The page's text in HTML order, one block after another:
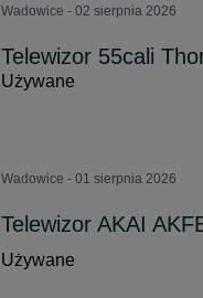
Wadowice - 02 sierpnia 2026
Telewizor 55cali
Używane
Wadowice - 01 sierpnia 2026
Telewizor AKAI
Używane